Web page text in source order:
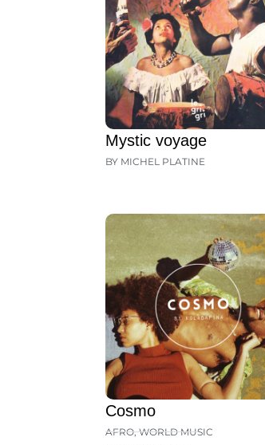
Mystic voyage
BY MICHEL PLATINE
Cosmo
AFRO,WORLD MUSIC